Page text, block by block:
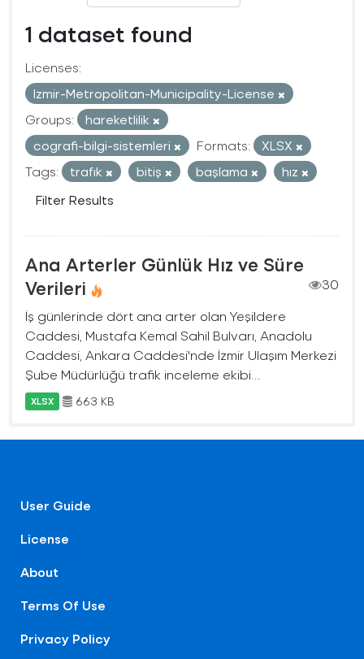
1 dataset found
Licenses:
Izmir-Metropolitan-Municipality-License
Groups:
hareketlilik
cografi-bilgi-sistemleri
Formats:
XLSX
Tags:
trafık bitiş başlama
hız
Filter Results
Ana Arterler Günlük Hız ve Süre
Verileri
30
İş günlerinde dört ana arter olan Yeşildere
Caddesi, Mustafa Kemal Sahil Bulvarı, Anadolu
Caddesi, Ankara Caddesi'nde İzmir Ulaşım Merkezi
Şube Müdürlüğü trafik inceleme ekibi...
XLSX 663 KB
User Guide
License
About
Terms Of Use
Privacy Policy